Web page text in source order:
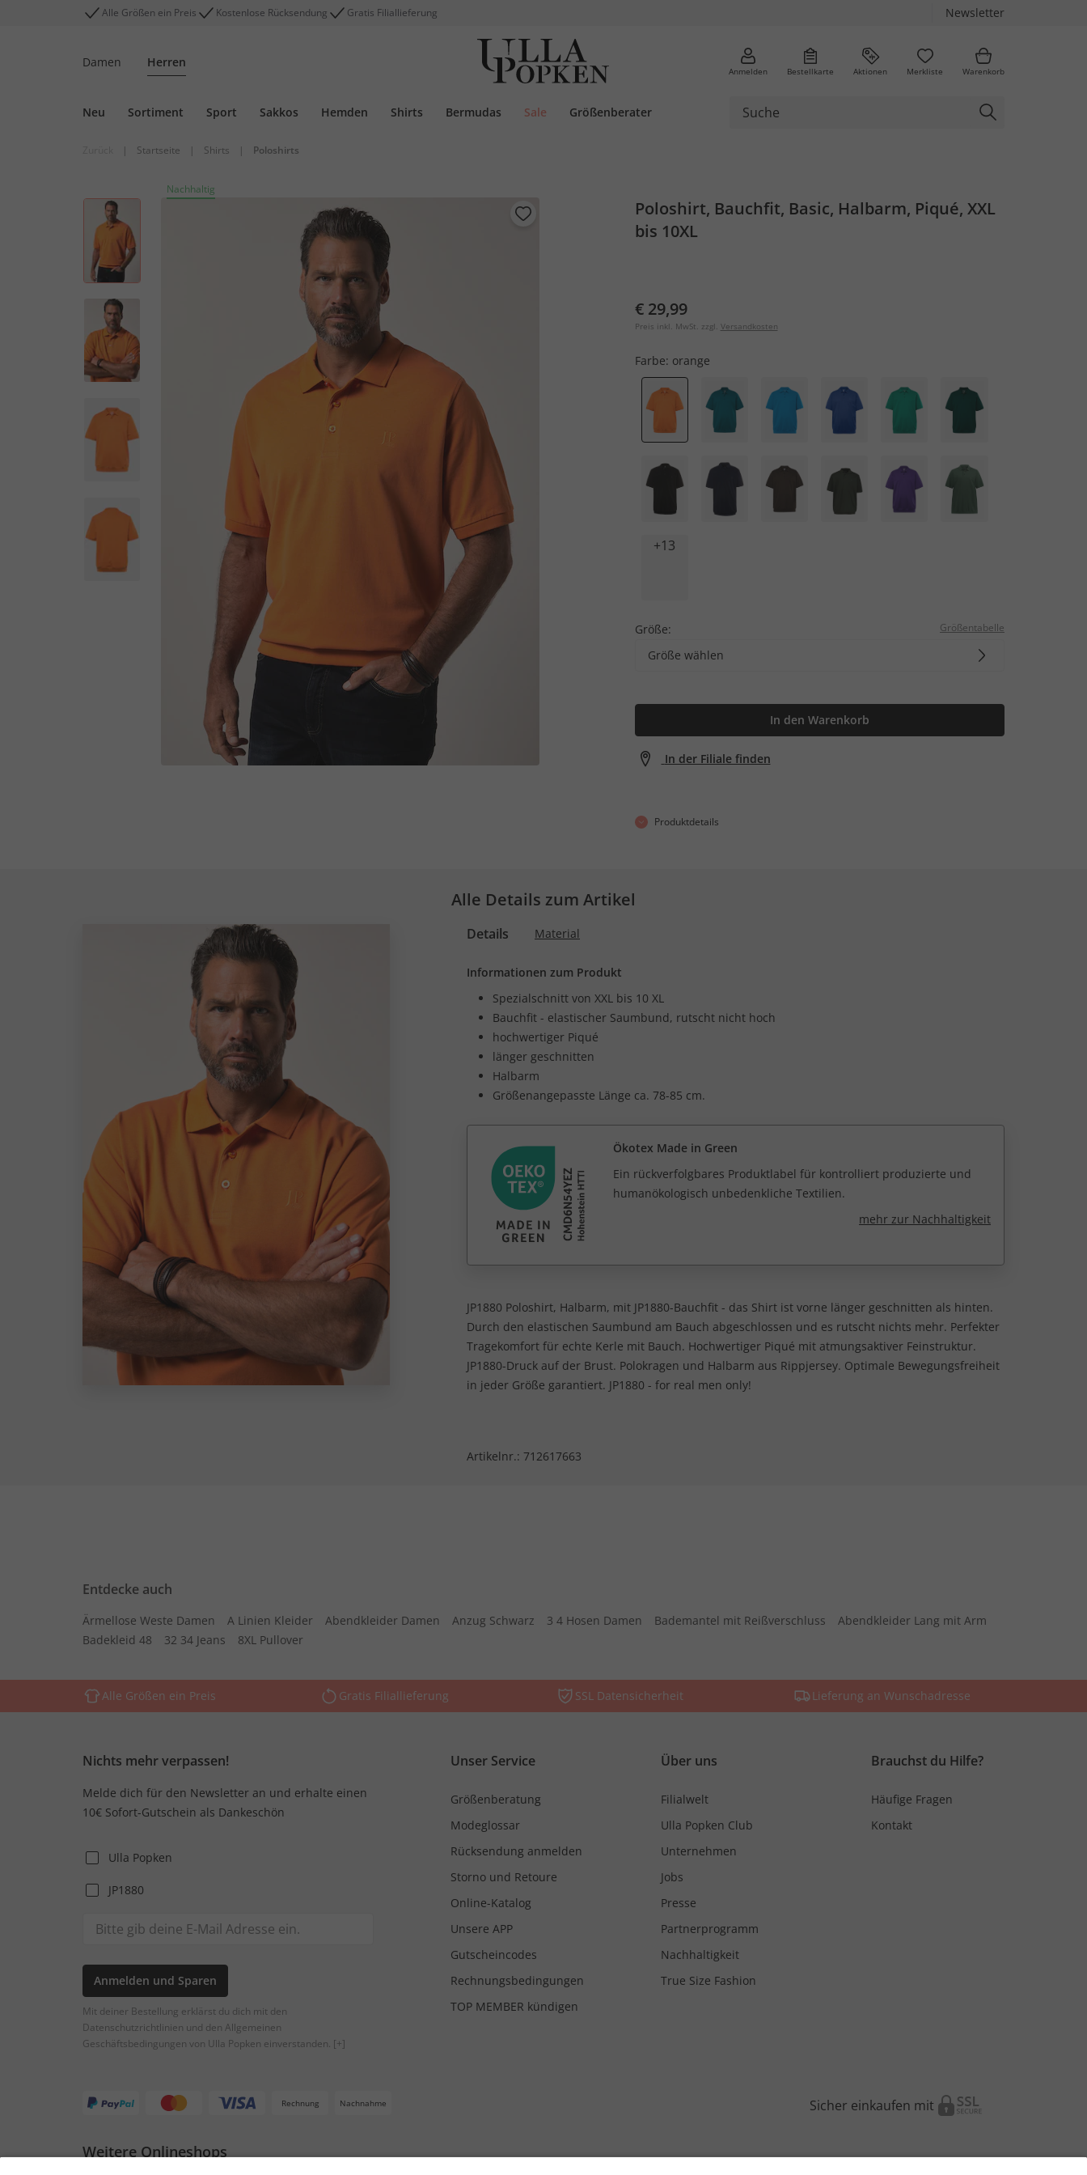
Alle Größen ein Preis Kostenlose Rücksendung Gratis Filiallieferung Newsletter
Damen Herren
Anmelden Bestellkarte Aktionen Merkliste Warenkorb
Neu Sortiment Sport Sakkos Hemden Shirts Bermudas Sale Größenberater
| Startseite | Shirts | Poloshirts
Nachhaltig
Poloshirt, Bauchfit, Basic, Halbarm, Piqué, XXL
bis 10XL
€ 29,99
Preis inkl. MwSt. zzgl. Versandkosten
Farbe: orange
+13
Größe: Größentabelle
Größe wählen
In den Warenkorb
In der Filiale finden
Produktdetails
Alle Details zum Artikel
Details Material
Informationen zum Produkt
Spezialschnitt von XXL bis 10 XL
Bauchfit - elastischer Saumbund, rutscht nicht hoch
hochwertiger Piqué
länger geschnitten
Halbarm
Größenangepasste Länge ca. 78-85 cm.
Ökotex Made in Green
Ein rückverfolgbares Produktlabel für kontrolliert produzierte und
humanökologisch unbedenkliche Textilien.
mehr zur Nachhaltigkeit
JP1880 Poloshirt, Halbarm, mit JP1880-Bauchfit - das Shirt ist vorne länger geschnitten als hinten.
Durch den elastischen Saumbund am Bauch abgeschlossen und es rutscht nichts mehr. Perfekter
Tragekomfort für echte Kerle mit Bauch. Hochwertiger Piqué mit atmungsaktiver Feinstruktur.
JP1880-Druck auf der Brust. Polokragen und Halbarm aus Rippjersey. Optimale Bewegungsfreiheit
in jeder Größe garantiert. JP1880 - for real men only!
Artikelnr.: 712617663
Entdecke auch
Ärmellose Weste Damen A Linien Kleider Abendkleider Damen Anzug Schwarz 3 4 Hosen Damen Bademantel mit Reißverschluss
Abendkleider Lang mit Arm
Badekleid 48
32 34 Jeans 8XL Pullover
Alle Größen ein Preis Gratis Filiallieferung SSL Datensicherheit Lieferung an Wunschadresse
Nichts mehr verpassen!
Melde dich für den Newsletter an und erhalte einen
10€ Sofort-Gutschein als Dankeschön
Ulla Popken
JP1880
Anmelden und Sparen
Mit deiner Bestellung erklärst du dich mit den
Datenschutzrichtlinien und den Allgemeinen
Geschäftsbedingungen von Ulla Popken einverstanden. [+]
Unser Service
Größenberatung
Modeglossar
Rücksendung anmelden
Storno und Retoure
Online-Katalog
Unsere APP
Gutscheincodes
Rechnungsbedingungen
TOP MEMBER kündigen
Über uns
Filialwelt
Ulla Popken Club
Unternehmen
Jobs
Presse
Partnerprogramm
Nachhaltigkeit
True Size Fashion
Brauchst du Hilfe?
Häufige Fragen
Kontakt
Rechnung Nachnahme Sicher einkaufen mit
Weitere Onlineshops